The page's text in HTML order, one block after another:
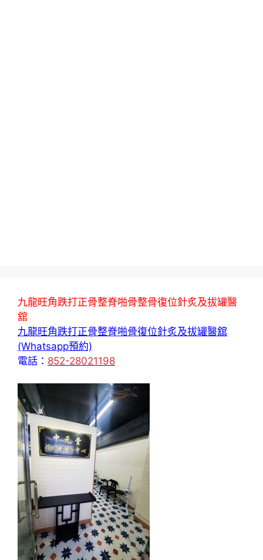
九龍旺角跌打正骨整脊啪骨整骨復位針炙及拔罐醫
舘
九龍旺角跌打正骨整脊啪骨復位針炙及拔罐醫舘
(Whatsapp預約)
電話： 852-28021198